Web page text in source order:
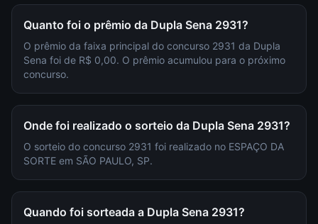
Quanto foi o prêmio da Dupla Sena 2931?
O prêmio da faixa principal do concurso 2931 da Dupla
Sena foi de R$ 0,00. O prêmio acumulou para o próximo
concurso.
Onde foi realizado o sorteio da Dupla Sena 2931?
O sorteio do concurso 2931 foi realizado no ESPAÇO DA
SORTE em SÃO PAULO, SP.
Quando foi sorteada a Dupla Sena 2931?